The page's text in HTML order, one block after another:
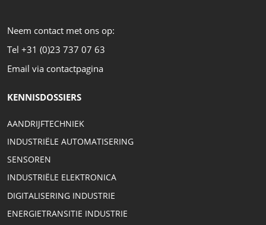
Neem contact met ons op:
Tel +31 (0)23 737 07 63
Email via contactpagina
KENNISDOSSIERS
AANDRIJFTECHNIEK
INDUSTRIËLE AUTOMATISERING
SENSOREN
INDUSTRIËLE ELEKTRONICA
DIGITALISERING INDUSTRIE
ENERGIETRANSITIE INDUSTRIE